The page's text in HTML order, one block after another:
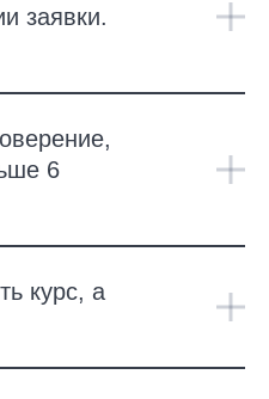
заявки.
6
курс, а